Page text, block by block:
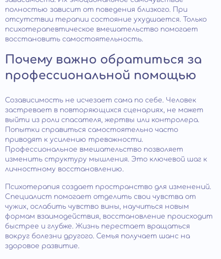
полностью зависит от поведения близкого. При
отсутствии терапии состояние ухудшается. Только
психотерапевтическое вмешательство помогает
восстановить самостоятельность.
Почему важно обратиться за
профессиональной помощью
Созависимость не исчезает сама по себе. Человек
застревает в повторяющихся сценариях, не может
выйти из роли спасателя, жертвы или контролера.
Попытки справиться самостоятельно часто
приводят к усилению тревожности.
Профессиональное вмешательство позволяет
изменить структуру мышления. Это ключевой шаг к
личностному восстановлению.
Психотерапия создает пространство для изменений.
Специалист помогает отделить свои чувства от
чужих, ослабить чувство вины, научиться новым
формам взаимодействия, восстановление происходит
быстрее и глубже. Жизнь перестает вращаться
вокруг болезни другого. Семья получает шанс на
здоровое развитие.